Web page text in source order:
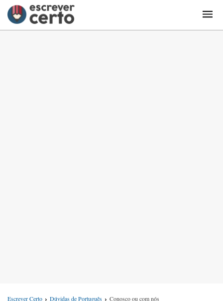
Escrever Certo Dúvidas de Português Conosco ou com nós